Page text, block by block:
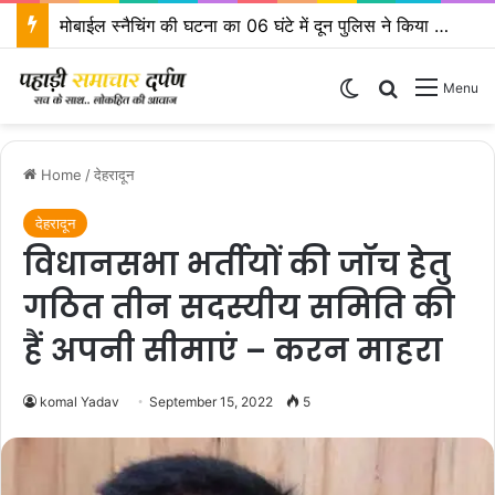
मोबाईल स्नैचिंग की घटना का 06 घंटे में दून पुलिस ने किया खुलासा
Menu
Search for
Switch skin
Home /देहरादून
देहरादून
विधानसभा भर्तीयों की जॉच हेतु
गठित तीन सदस्यीय समिति की
हैं अपनी सीमाएं – करन माहरा
komal Yadav September 15, 2022 5